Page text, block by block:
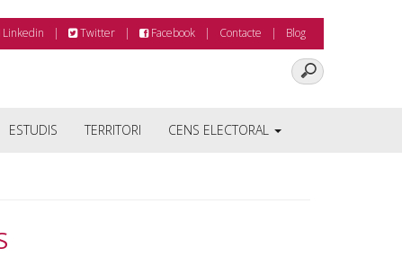
Linkedin Twitter Facebook Contacte Blog
ESTUDIS TERRITORI CENS ELECTORAL